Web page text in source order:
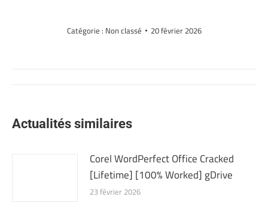
Catégorie : Non classé 20 février 2026
Actualités similaires
Corel WordPerfect Office Cracked
[Lifetime] [100% Worked] gDrive
23 février 2026